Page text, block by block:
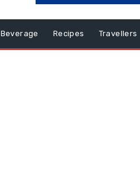
Beverage Recipes Travellers